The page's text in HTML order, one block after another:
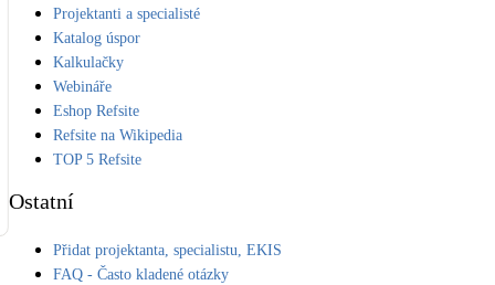
Projektanti a specialisté
Katalog úspor
Kalkulačky
Webináře
Eshop Refsite
Refsite na Wikipedia
TOP 5 Refsite
Ostatní
Přidat projektanta, specialistu, EKIS
FAQ - Často kladené otázky